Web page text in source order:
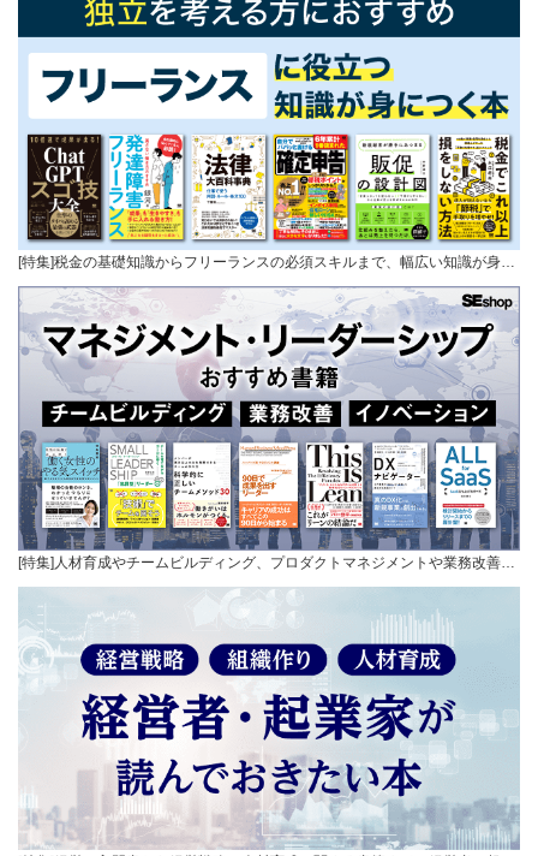
[特集]税金の基礎知識からフリーランスの必須スキルまで、幅広い知識が身…
[特集]人材育成やチームビルディング、プロダクトマネジメントや業務改善…